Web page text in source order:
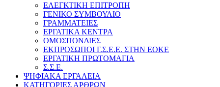
ΕΛΕΓΚΤΙΚΗ ΕΠΙΤΡΟΠΗ
ΓΕΝΙΚΟ ΣΥΜΒΟΥΛΙΟ
ΓΡΑΜΜΑΤΕΙΕΣ
ΕΡΓΑΤΙΚΑ ΚΕΝΤΡΑ
ΟΜΟΣΠΟΝΔΙΕΣ
ΕΚΠΡΟΣΩΠΟΙ Γ.Σ.Ε.Ε. ΣΤΗΝ ΕΟΚΕ
ΕΡΓΑΤΙΚΗ ΠΡΩΤΟΜΑΓΙΑ
Σ.Σ.Ε.
ΨΗΦΙΑΚΑ ΕΡΓΑΛΕΙΑ
ΚΑΤΗΓΟΡΙΕΣ ΑΡΘΡΩΝ